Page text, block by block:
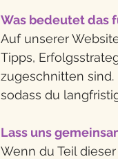
Was bedeutet das
Auf unserer
Tipps,
zugeschnitten
sodass du
Lass uns
Wenn du Teil